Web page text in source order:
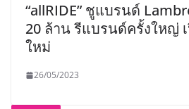
“allRIDE” ชูแบรนด์
20 ล้าน รีแบรนด์ครั้งใหญ่
ใหม่
26/05/2023